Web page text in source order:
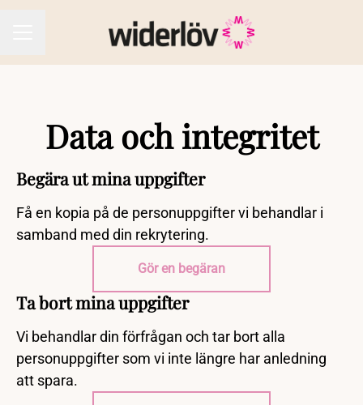
Data och integritet
Begära ut mina uppgifter
Få en kopia på de personuppgifter vi behandlar i
samband med din rekrytering.
Gör en begäran
Ta bort mina uppgifter
Vi behandlar din förfrågan och tar bort alla
personuppgifter som vi inte längre har anledning
att spara.